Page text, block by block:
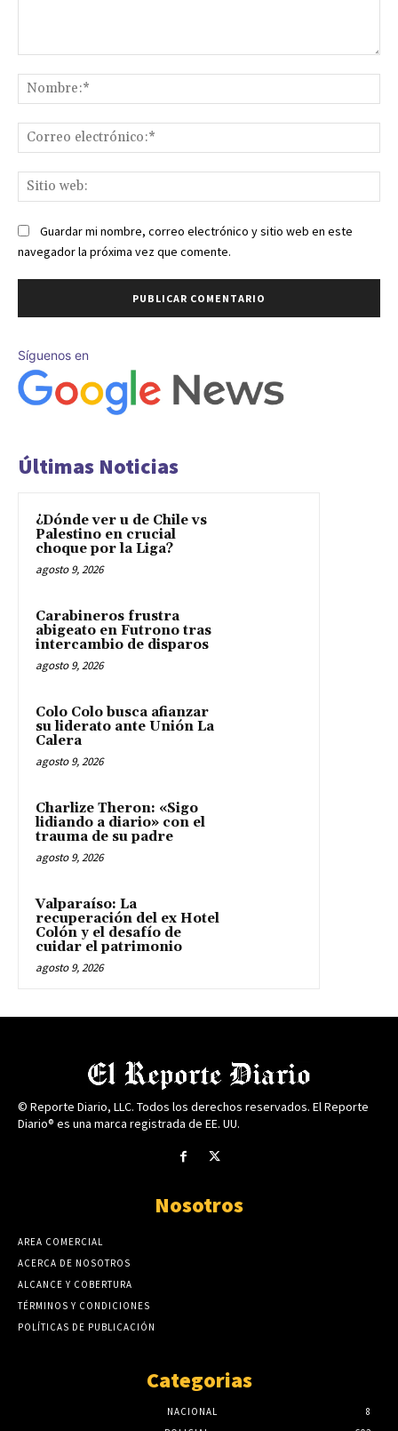
Guardar mi nombre, correo electrónico y sitio web en este
navegador la próxima vez que comente.
Síguenos en
Últimas Noticias
¿Dónde ver u de Chile vs
Palestino en crucial
choque por la Liga?
agosto 9, 2026
Carabineros frustra
abigeato en Futrono tras
intercambio de disparos
agosto 9, 2026
Colo Colo busca afianzar
su liderato ante Unión La
Calera
agosto 9, 2026
Charlize Theron: «Sigo
lidiando a diario» con el
trauma de su padre
agosto 9, 2026
Valparaíso: La
recuperación del ex Hotel
Colón y el desafío de
cuidar el patrimonio
agosto 9, 2026
© Reporte Diario, LLC. Todos los derechos reservados. El Reporte
Diario® es una marca registrada de EE. UU.
Nosotros
AREA COMERCIAL
ACERCA DE NOSOTROS
ALCANCE Y COBERTURA
TÉRMINOS Y CONDICIONES
POLÍTICAS DE PUBLICACIÓN
Categorias
NACIONAL
8